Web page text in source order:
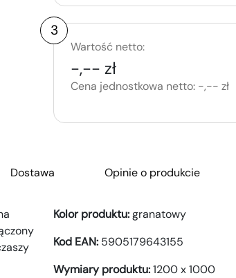
3
Wartość netto:
-,-- zł
Cena jednostkowa netto: -,-- zł
Dostawa Opinie o produkcie
Kolor produktu:granatowy
Kod EAN: 5905179643155
Wymiary produktu:1200 x 1000